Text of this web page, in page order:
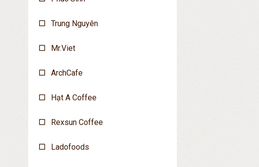
Trung Nguyên
Mr.Viet
ArchCafe
Hạt A Coffee
Rexsun Coffee
Ladofoods